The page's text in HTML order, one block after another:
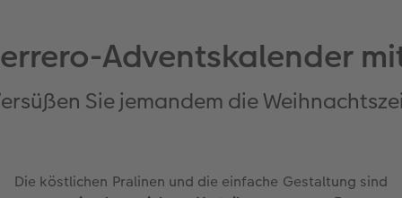
Adventskalender
Sie jemandem die
Die köstlichen Pralinen und die einfache Gestaltung sind